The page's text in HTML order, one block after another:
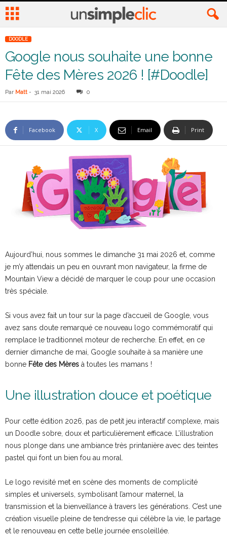
DOODLE
Google nous souhaite une bonne
Fête des Mères 2026 ! [#Doodle]
Par Matt - 31 mai 2026 0
Facebook X Email Print
Aujourd’hui, nous sommes le dimanche 31 mai 2026 et, comme
je m’y attendais un peu en ouvrant mon navigateur, la firme de
Mountain View a décidé de marquer le coup pour une occasion
très spéciale.
Si vous avez fait un tour sur la page d’accueil de Google, vous
avez sans doute remarqué ce nouveau logo commémoratif qui
remplace le traditionnel moteur de recherche. En effet, en ce
dernier dimanche de mai, Google souhaite à sa manière une
bonne Fête des Mères à toutes les mamans !
Une illustration douce et poétique
Pour cette édition 2026, pas de petit jeu interactif complexe, mais
un Doodle sobre, doux et particulièrement efficace. L’illustration
nous plonge dans une ambiance très printanière avec des teintes
pastel qui font un bien fou au moral.
Le logo revisité met en scène des moments de complicité
simples et universels, symbolisant l’amour maternel, la
transmission et la bienveillance à travers les générations. C’est une
création visuelle pleine de tendresse qui célèbre la vie, le partage
et le renouveau en cette belle journée ensoleillée.